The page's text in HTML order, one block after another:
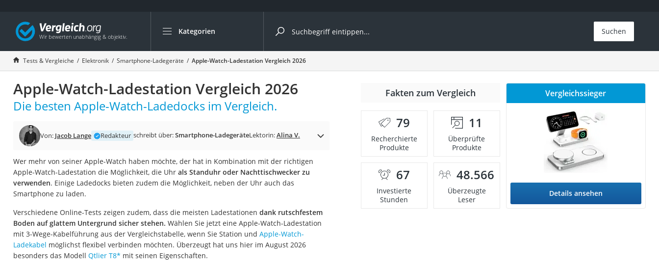
Kategorien
Die beliebtesten Vergleiche nach Kategorie
Elektronik
Powerstation
Monitor 32 Zoll 4K
Fernseher
Desktop-PC
Diascanner
Laser-Multifunktionsdrucker
Powerstation mit Solarpanel
Gaming-PC
Soundbar
17-Zoll-Laptop
Suchen
Tests & Vergleiche Elektronik Smartphone-Ladegeräte Apple-Watch-Ladestation Vergleich 2026
Apple-Watch-Ladestation Vergleich 2026
Die besten Apple-Watch-Ladedocks im Vergleich.
Von: Jacob Lange Redakteur schreibt über:Smartphone-LadegeräteLektorin:Alina V.
Wer mehr von seiner Apple-Watch haben möchte, der hat in Kombination mit der richtigen
Apple-Watch-Ladestation die Möglichkeit, die Uhr als Standuhr oder Nachttischwecker zu
verwenden. Einige Ladedocks bieten zudem die Möglichkeit, neben der Uhr auch das
Smartphone zu laden.
Verschiedene Online-Tests zeigen zudem, dass die meisten Ladestationen dank rutschfestem
Boden auf glattem Untergrund sicher stehen. Wählen Sie jetzt eine Apple-Watch-Ladestation
mit 3-Wege-Kabelführung aus der Vergleichstabelle, wenn Sie Station und Apple-Watch-
Ladekabel möglichst flexibel verbinden möchten. Überzeugt hat uns hier im August 2026
besonders das Modell Qtlier T8* mit seinen Eigenschaften.
Fakten zum Vergleich
79
Recherchierte
Produkte
11
Überprüfte
Produkte
67
Investierte
Stunden
48.566
Überzeugte
Leser
Vergleichssieger
Details ansehen